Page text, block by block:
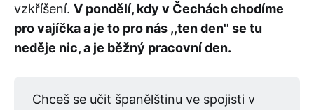
vzkříšení. V pondělí, kdy v Čechách chodíme
pro vajíčka a je to pro nás ,,ten den'' se tu
neděje nic, a je běžný pracovní den.
Chceš se učit španělštinu ve spojisti v